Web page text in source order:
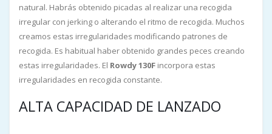
natural. Habrás obtenido picadas al realizar una recogida
irregular con jerking o alterando el ritmo de recogida. Muchos
creamos estas irregularidades modificando patrones de
recogida. Es habitual haber obtenido grandes peces creando
estas irregularidades. El Rowdy 130F incorpora estas
irregularidades en recogida constante.
ALTA CAPACIDAD DE LANZADO